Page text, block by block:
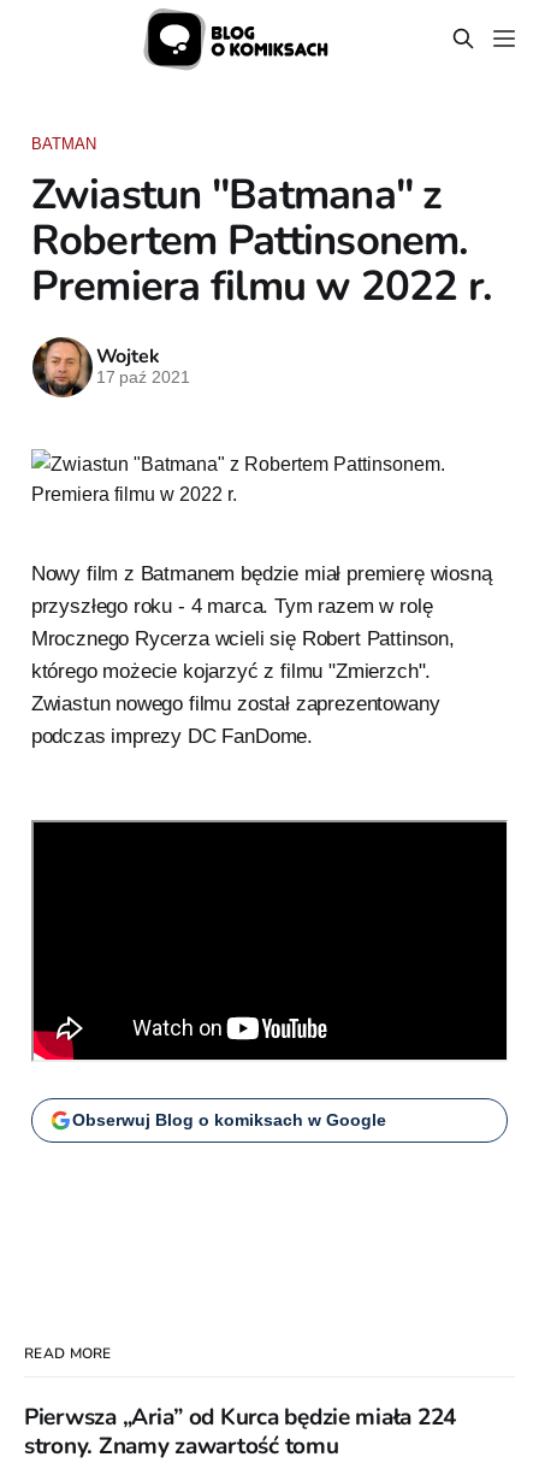
BATMAN
Zwiastun "Batmana" z
Robertem Pattinsonem.
Premiera filmu w 2022 r.
Wojtek
17 paź 2021
Nowy film z Batmanem będzie miał premierę wiosną
przyszłego roku - 4 marca. Tym razem w rolę
Mrocznego Rycerza wcieli się Robert Pattinson,
którego możecie kojarzyć z filmu "Zmierzch".
Zwiastun nowego filmu został zaprezentowany
podczas imprezy DC FanDome.
Obserwuj Blog o komiksach w Google
READ MORE
Pierwsza „Aria” od Kurca będzie miała 224
strony. Znamy zawartość tomu